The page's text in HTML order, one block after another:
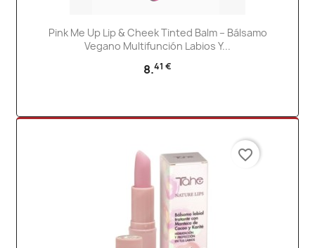
Pink Me Up Lip & Cheek Tinted Balm – Bálsamo
Vegano Multifunción Labios Y...
8.41 €
favorite_border